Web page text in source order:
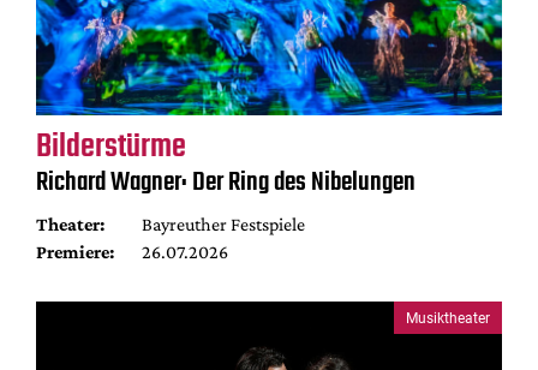
Bilderstürme
Richard Wagner: Der Ring des Nibelungen
Theater:
Bayreuther Festspiele
Premiere:
26.07.2026
Musiktheater